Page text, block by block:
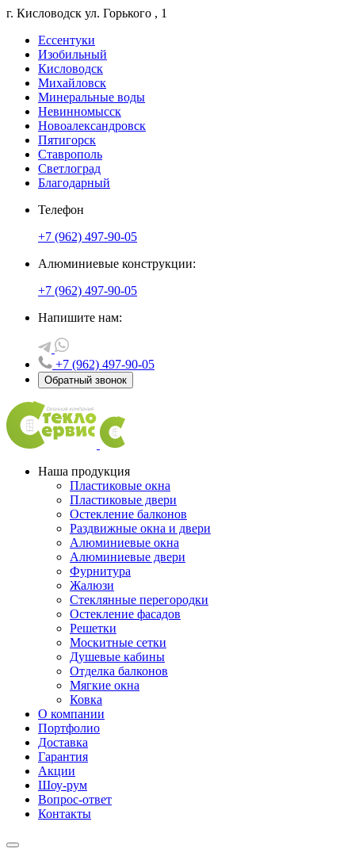
г. Кисловодск ул. Горького , 1
Ессентуки
Изобильный
Кисловодск
Михайловск
Минеральные воды
Невинномысск
Новоалександровск
Пятигорск
Ставрополь
Светлоград
Благодарный
Телефон
+7 (962) 497-90-05
Алюминиевые конструкции:
+7 (962) 497-90-05
Напишите нам:
+7 (962) 497-90-05
Обратный звонок
Наша продукция
Пластиковые окна
Пластиковые двери
Остекление балконов
Раздвижные окна и двери
Алюминиевые окна
Алюминиевые двери
Фурнитура
Жалюзи
Стеклянные перегородки
Остекление фасадов
Решетки
Москитные сетки
Душевые кабины
Отделка балконов
Мягкие окна
Ковка
О компании
Портфолио
Доставка
Гарантия
Акции
Шоу-рум
Вопрос-ответ
Контакты